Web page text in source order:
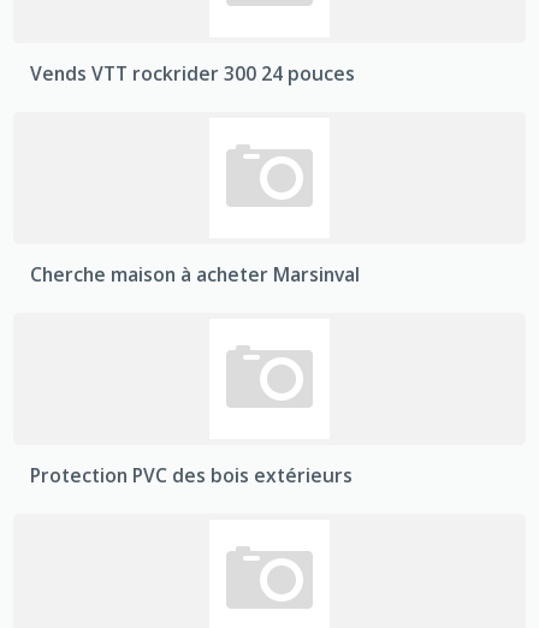
Vends VTT rockrider 300 24 pouces
Cherche maison à acheter Marsinval
Protection PVC des bois extérieurs